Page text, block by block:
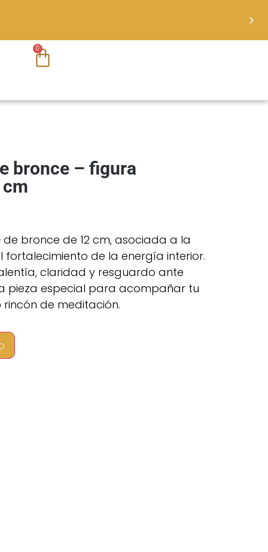
0
bronce – figura
de bronce de 12 cm, asociada a la
de la energía interior.
claridad y resguardo ante
pieza especial para acompañar tu
de meditación.